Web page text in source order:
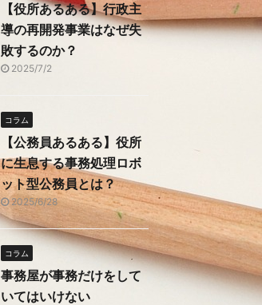
【役所あるある】行政主
導の再開発事業はなぜ失
敗するのか？
2025/7/2
コラム
【公務員あるある】役所
に生息する事務処理ロボ
ット型公務員とは？
2025/6/28
コラム
事務屋が事務だけをして
いてはいけない